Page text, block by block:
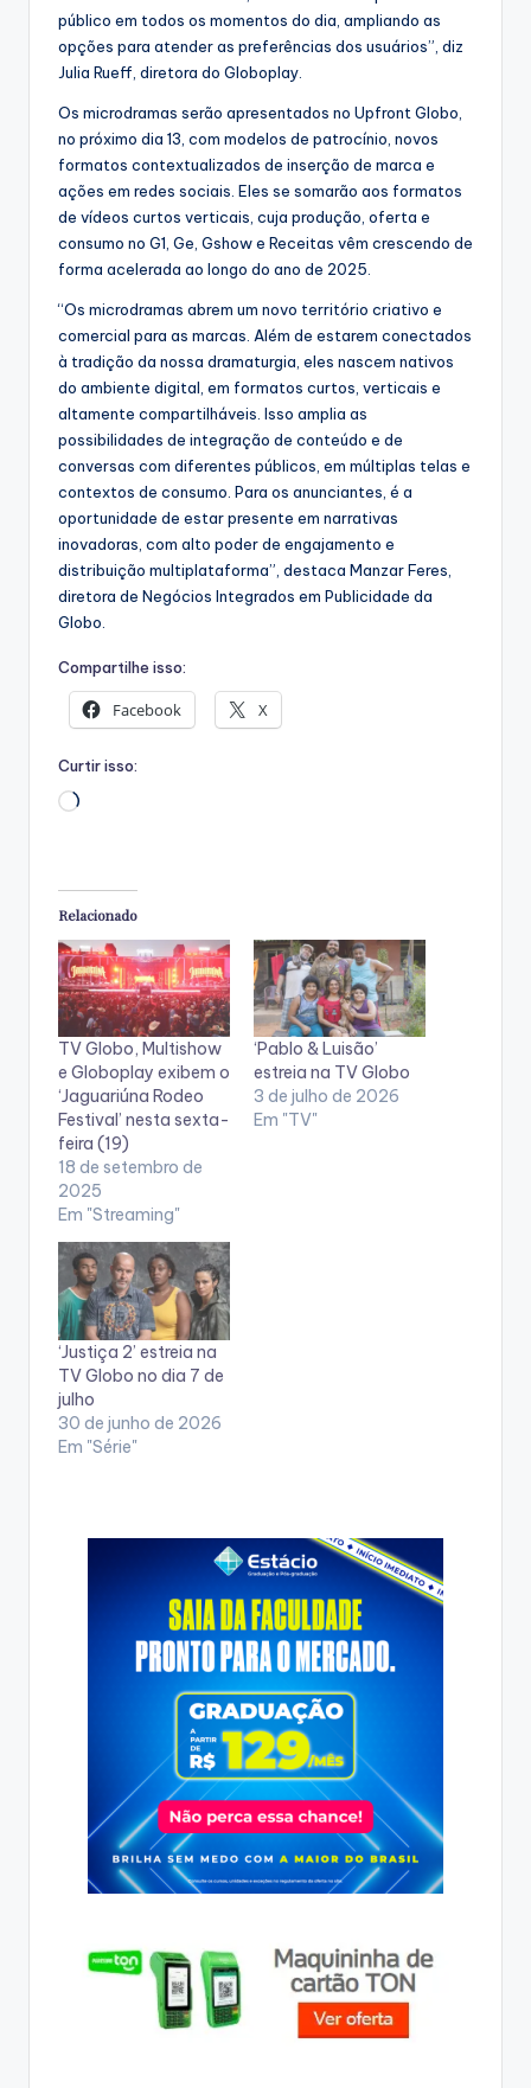
público em todos os momentos do dia, ampliando as
opções para atender as preferências dos usuários”, diz
Julia Rueff, diretora do Globoplay.
Os microdramas serão apresentados no Upfront Globo,
no próximo dia 13, com modelos de patrocínio, novos
formatos contextualizados de inserção de marca e
ações em redes sociais. Eles se somarão aos formatos
de vídeos curtos verticais, cuja produção, oferta e
consumo no G1, Ge, Gshow e Receitas vêm crescendo de
forma acelerada ao longo do ano de 2025.
“Os microdramas abrem um novo território criativo e
comercial para as marcas. Além de estarem conectados
à tradição da nossa dramaturgia, eles nascem nativos
do ambiente digital, em formatos curtos, verticais e
altamente compartilháveis. Isso amplia as
possibilidades de integração de conteúdo e de
conversas com diferentes públicos, em múltiplas telas e
contextos de consumo. Para os anunciantes, é a
oportunidade de estar presente em narrativas
inovadoras, com alto poder de engajamento e
distribuição multiplataforma”, destaca Manzar Feres,
diretora de Negócios Integrados em Publicidade da
Globo.
Compartilhe isso:
Facebook X
Curtir isso:
Carregando...
Relacionado
TV Globo, Multishow
e Globoplay exibem o
‘Jaguariúna Rodeo
Festival’ nesta sexta-
feira (19)
18 de setembro de
2025
Em "Streaming"
‘Pablo & Luisão’
estreia na TV Globo
3 de julho de 2026
Em "TV"
‘Justiça 2’ estreia na
TV Globo no dia 7 de
julho
30 de junho de 2026
Em "Série"